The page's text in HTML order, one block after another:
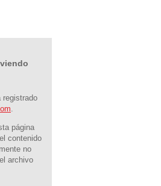
registrado
.
página
contenido
no
archivo